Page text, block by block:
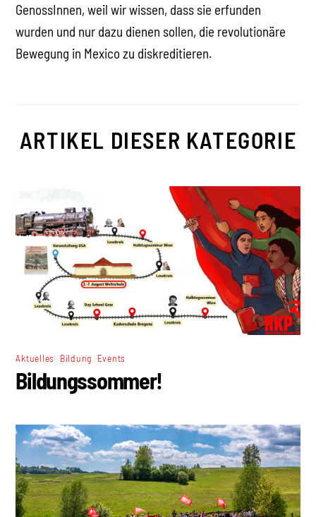
GenossInnen, weil wir wissen, dass sie erfunden
wurden und nur dazu dienen sollen, die revolutionäre
Bewegung in Mexico zu diskreditieren.
ARTIKEL DIESER KATEGORIE
Aktuelles Bildung Events
Bildungssommer!